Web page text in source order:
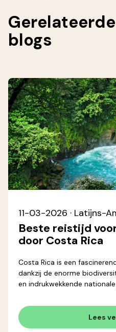
Gerelateerde
blogs
11-03-2026 · Latijns-
Beste reistijd
door Costa Rica
Costa Rica is een
dankzij de enorme
en indrukwekkende
regio’s, van vulkanen en
twee verschillende oceanen.
gebied behoorlijk verschillen.
Lees